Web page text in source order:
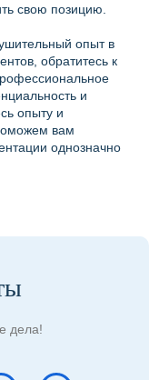
свою позицию.
опыт в
обратитесь к
и
опыту и
вам
однозначно
дела!